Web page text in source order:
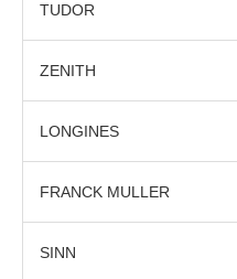
TUDOR
ZENITH
LONGINES
FRANCK MULLER
SINN